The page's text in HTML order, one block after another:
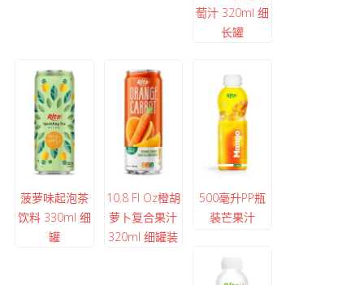
萄汁 320ml 细
长罐
菠萝味起泡茶
饮料 330ml 细
罐
10.8 Fl Oz橙胡
萝卜复合果汁
320ml 细罐装
500毫升PP瓶
装芒果汁